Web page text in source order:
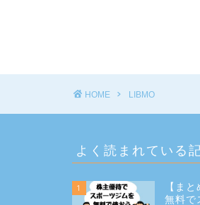
HOME LIBMO
よく読まれている
1
【ま
無料で